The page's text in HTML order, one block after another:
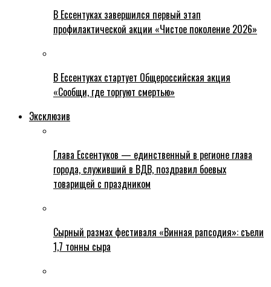
В Ессентуках завершился первый этап
профилактической акции «Чистое поколение 2026»
В Ессентуках стартует Общероссийская акция
«Сообщи, где торгуют смертью»
Эксклюзив
Глава Ессентуков — единственный в регионе глава
города, служивший в ВДВ, поздравил боевых
товарищей с праздником
Сырный размах фестиваля «Винная рапсодия»: съели
1,7 тонны сыра